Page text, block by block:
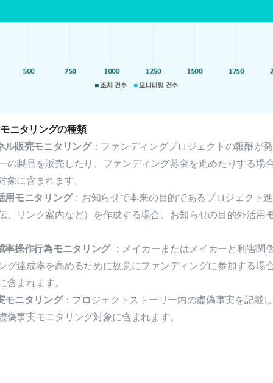
ニタリングの種類
ル販売モニタリング：ファンディングプロジェクトの報酬が
の製品を販売したり、ファンディング募金を進めたりする場
象に含まれます。
用モニタリング：お知らせで本来の目的であるプロジェクト
、リンク案内など）を作成する場合、お知らせの目的外活用
率操作行為モニタリング ：メイカーまたはメイカーと利害関
グ達成率を高めるために故意にファンディングに参加する場
含まれます。
モニタリング：プロジェクトストーリー内の虚偽事実を記載
偽事実モニタリング対象に含まれます。